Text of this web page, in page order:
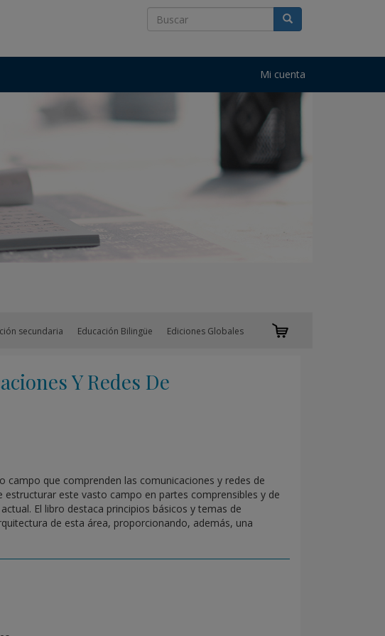
Mi cuenta
secundaria Educación Bilingüe Ediciones Globales
Y Redes De
que comprenden las comunicaciones y redes de
este vasto campo en partes comprensibles y de
El libro destaca principios básicos y temas de
de esta área, proporcionando, además, una